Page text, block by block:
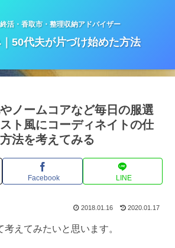
活・香取市・整理収納アドバイザー
50代夫が片づけ始めた方法
ノームコアなど毎日の服選
ト風にコーディネイトの仕
法を考えてみる
Facebook LINE
2018.01.16 2020.01.17
えてみたいと思います。